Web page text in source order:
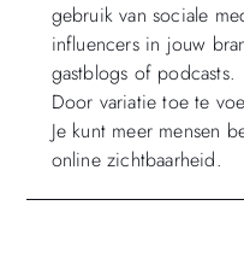
gebruik van sociale
influencers in jouw
gastblogs of podcasts.
Door variatie toe te
Je kunt meer mensen
online zichtbaarheid.